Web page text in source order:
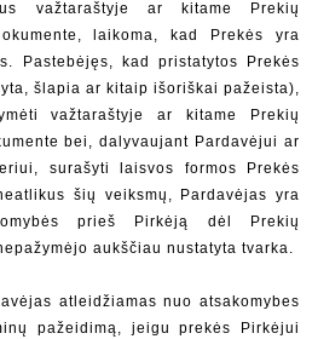
važtaraštyje ar kitame Prekių
laikoma, kad Prekės yra
Pastebėjęs, kad pristatytos Prekės
šlapia ar kitaip išoriškai pažeista),
važtaraštyje ar kitame Prekių
bei, dalyvaujant Pardavėjui ar
surašyti laisvos formos Prekės
šių veiksmų, Pardavėjas yra
prieš Pirkėją dėl Prekių
aukščiau nustatyta tvarka.
atleidžiamas nuo atsakomybes
pažeidimą, jeigu prekės Pirkėjui